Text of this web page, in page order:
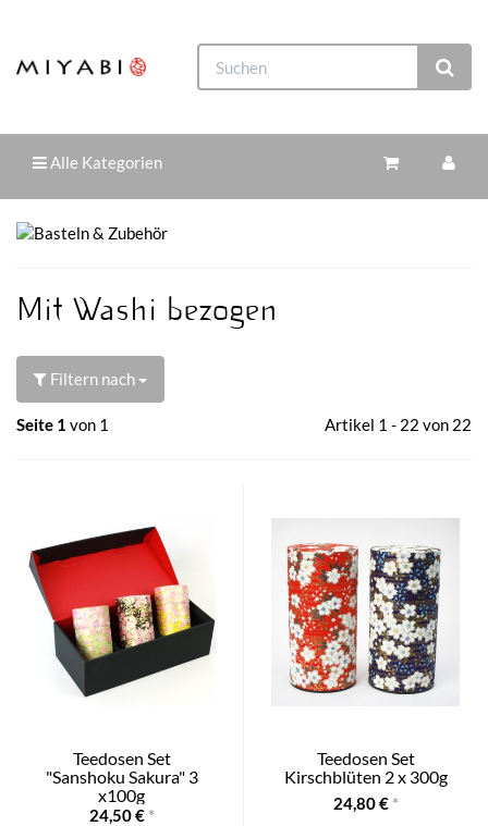
Alle Kategorien
Mit Washi bezogen
Filtern nach
Seite 1 von 1 Artikel 1 - 22 von 22
Teedosen Set
"Sanshoku Sakura" 3
x100g
24,50 € *
Teedosen Set
Kirschblüten 2 x 300g
24,80 € *